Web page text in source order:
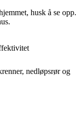
husk å se opp.
nedløpsrør og